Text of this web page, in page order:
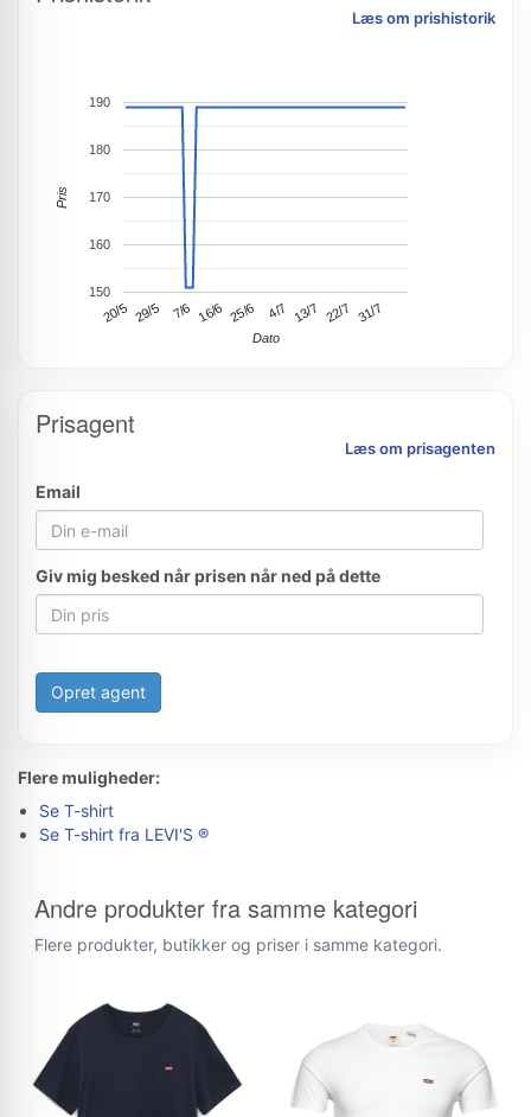
Læs om prishistorik
20/5 29/5 7/6 16/6 25/6 4/7 13/7 22/7 31/7
150
160
170
180
190
Dato
Pris
Prisagent
Læs om prisagenten
Email
Giv mig besked når prisen når ned på dette
Opret agent
Flere muligheder:
Se T-shirt
Se T-shirt fra LEVI'S ®
Andre produkter fra samme kategori
Flere produkter, butikker og priser i samme kategori.